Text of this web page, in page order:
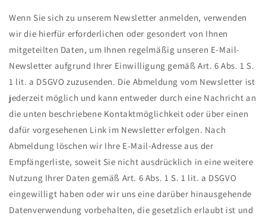
Wenn Sie sich zu unserem Newsletter anmelden, verwenden
wir die hierfür erforderlichen oder gesondert von Ihnen
mitgeteilten Daten, um Ihnen regelmäßig unseren E-Mail-
Newsletter aufgrund Ihrer Einwilligung gemäß Art. 6 Abs. 1 S.
1 lit. a DSGVO zuzusenden. Die Abmeldung vom Newsletter ist
jederzeit möglich und kann entweder durch eine Nachricht an
die unten beschriebene Kontaktmöglichkeit oder über einen
dafür vorgesehenen Link im Newsletter erfolgen. Nach
Abmeldung löschen wir Ihre E-Mail-Adresse aus der
Empfängerliste, soweit Sie nicht ausdrücklich in eine weitere
Nutzung Ihrer Daten gemäß Art. 6 Abs. 1 S. 1 lit. a DSGVO
eingewilligt haben oder wir uns eine darüber hinausgehende
Datenverwendung vorbehalten, die gesetzlich erlaubt ist und